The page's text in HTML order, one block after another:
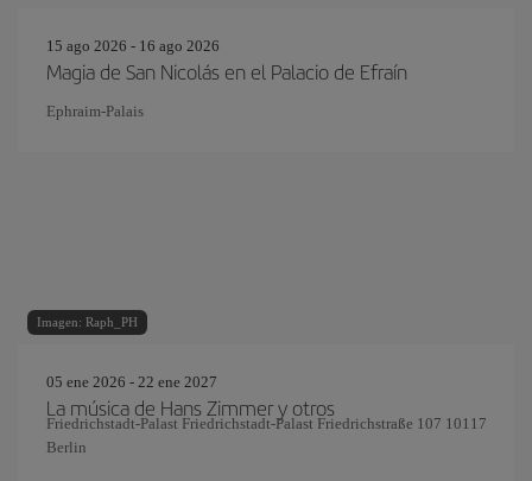
15 ago 2026 - 16 ago 2026
Magia de San Nicolás en el Palacio de Efraín
Ephraim-Palais
Imagen: Raph_PH
05 ene 2026 - 22 ene 2027
La música de Hans Zimmer y otros
Friedrichstadt-Palast Friedrichstadt-Palast Friedrichstraße 107 10117
Berlin